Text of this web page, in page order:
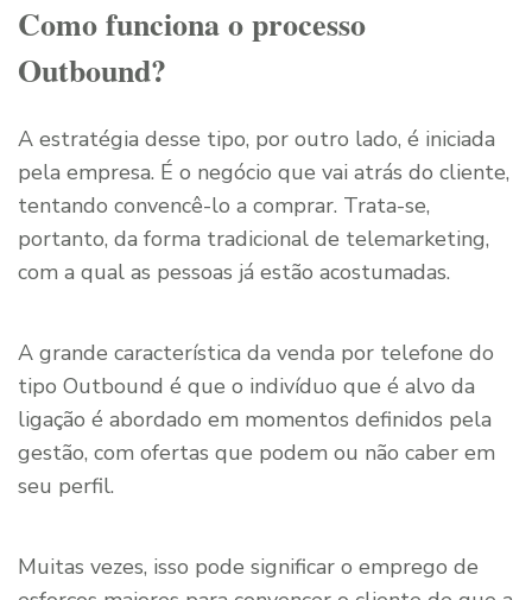
Como funciona o processo
Outbound?
A estratégia desse tipo, por outro lado, é iniciada
pela empresa. É o negócio que vai atrás do cliente,
tentando convencê-lo a comprar. Trata-se,
portanto, da forma tradicional de telemarketing,
com a qual as pessoas já estão acostumadas.
A grande característica da venda por telefone do
tipo Outbound é que o indivíduo que é alvo da
ligação é abordado em momentos definidos pela
gestão, com ofertas que podem ou não caber em
seu perfil.
Muitas vezes, isso pode significar o emprego de